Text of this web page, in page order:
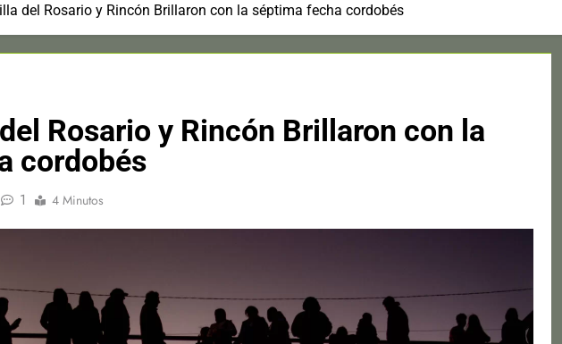
del Rosario y Rincón Brillaron con la séptima fecha cordobés
Rosario y Rincón Brillaron con la
cordobés
1 4 Minutos